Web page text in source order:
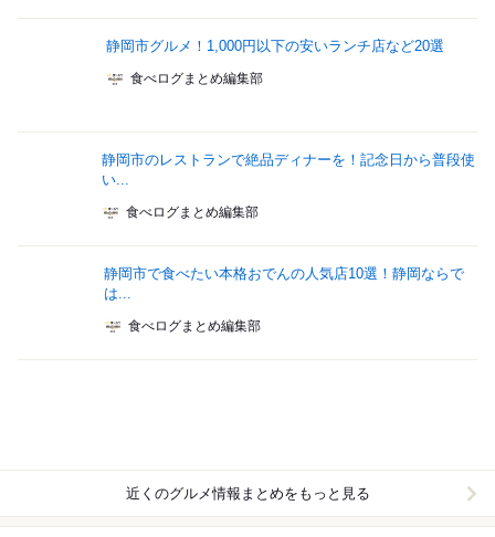
静岡市グルメ！1,000円以下の安いランチ店など20選
食べログまとめ編集部
静岡市のレストランで絶品ディナーを！記念日から普段使
い...
食べログまとめ編集部
静岡市で食べたい本格おでんの人気店10選！静岡ならで
は...
食べログまとめ編集部
近くのグルメ情報まとめをもっと見る